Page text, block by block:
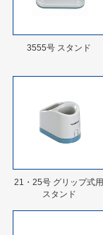
3555号 スタンド
21・25号 グリップ式用
スタンド